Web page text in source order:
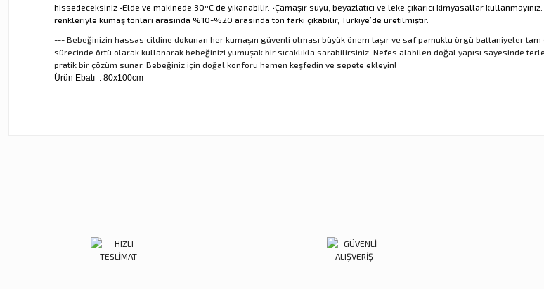
hissedeceksiniz •Elde ve makinede 30ºC de yıkanabilir. •Çamaşır suyu, beyazlatıcı ve leke çıkarıcı kimyasallar
renkleriyle kumaş tonları arasında %10-%20 arasında ton farkı çıkabilir, Türkiye’de üretilmiştir.
--- Bebeğinizin hassas cildine dokunan her kumaşın güvenli olması büyük önem taşır ve saf pamuklu örgü battaniyeler
sürecinde örtü olarak kullanarak bebeğinizi yumuşak bir sıcaklıkla sarabilirsiniz. Nefes alabilen doğal yapısı sayesinde
pratik bir çözüm sunar. Bebeğiniz için doğal konforu hemen keşfedin ve sepete ekleyin!
Ürün Ebatı : 80x100cm
Bu ürüne benzer farklı alternatifler olmalı.